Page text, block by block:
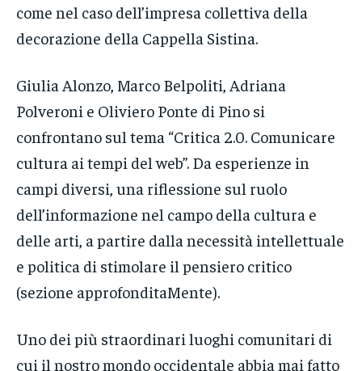
come nel caso dell’impresa collettiva della
decorazione della Cappella Sistina.
Giulia Alonzo, Marco Belpoliti, Adriana
Polveroni e Oliviero Ponte di Pino si
confrontano sul tema “Critica 2.0. Comunicare
cultura ai tempi del web”. Da esperienze in
campi diversi, una riflessione sul ruolo
dell’informazione nel campo della cultura e
delle arti, a partire dalla necessità intellettuale
e politica di stimolare il pensiero critico
(sezione approfonditaMente).
Uno dei più straordinari luoghi comunitari di
cui il nostro mondo occidentale abbia mai fatto